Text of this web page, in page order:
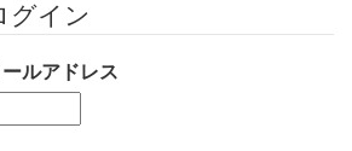
グイン
ルアドレス